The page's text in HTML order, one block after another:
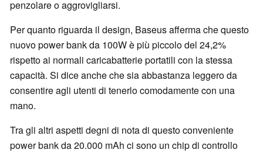
penzolare o aggrovigliarsi.
Per quanto riguarda il design, Baseus afferma che questo
nuovo power bank da 100W è più piccolo del 24,2%
rispetto ai normali caricabatterie portatili con la stessa
capacità. Si dice anche che sia abbastanza leggero da
consentire agli utenti di tenerlo comodamente con una
mano.
Tra gli altri aspetti degni di nota di questo conveniente
power bank da 20.000 mAh ci sono un chip di controllo